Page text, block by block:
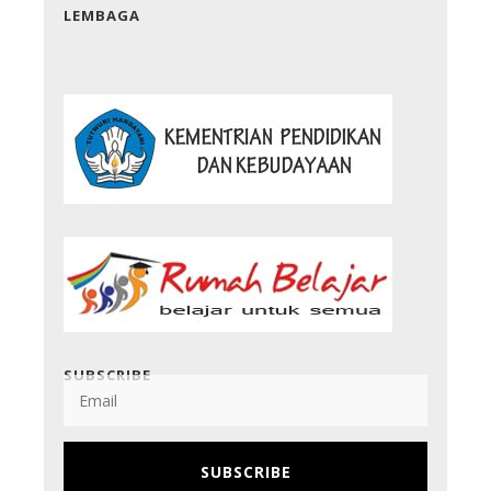
LEMBAGA
SUBSCRIBE
SUBSCRIBE